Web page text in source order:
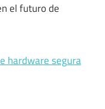
el futuro de